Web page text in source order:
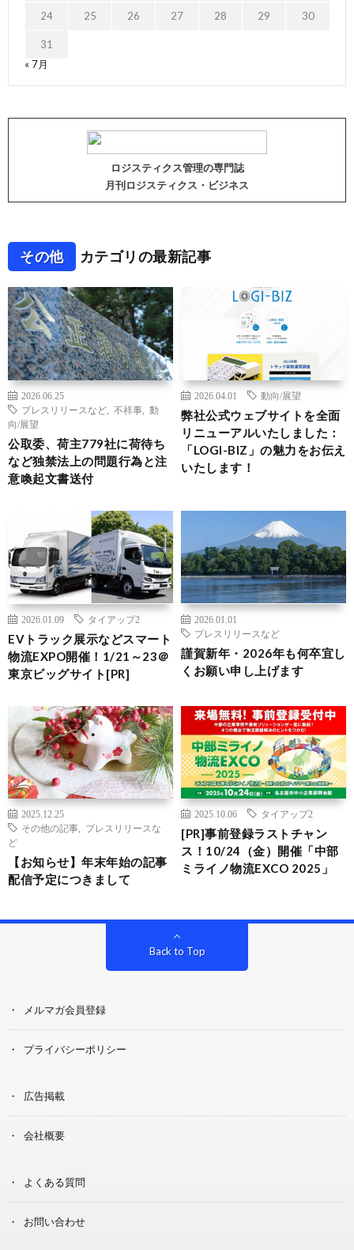
24 25 26 27 28 29 30
31
« 7月
ロジスティクス管理の専門誌
月刊ロジスティクス・ビジネス
その他 カテゴリの最新記事
2026.06.25
プレスリリースなど
不祥事
動
向/展望
公取委、荷主779社に荷待ち
など独禁法上の問題行為と注
意喚起文書送付
2026.04.01 動向/展望
弊社公式ウェブサイトを全面
リニューアルいたしました：
「LOGI-BIZ」の魅力をお伝え
いたします！
2026.01.09 タイアップ2
EVトラック展示などスマート
物流EXPO開催！1/21～23＠
東京ビッグサイト[PR]
2026.01.01
プレスリリースなど
謹賀新年・2026年も何卒宜し
くお願い申し上げます
2025.12.25
その他の記事
プレスリリースな
ど
【お知らせ】年末年始の記事
配信予定につきまして
2025.10.06 タイアップ2
[PR]事前登録ラストチャン
ス！10/24（金）開催「中部
ミライノ物流EXCO 2025」
Back to Top
メルマガ会員登録
プライバシーポリシー
広告掲載
会社概要
よくある質問
お問い合わせ